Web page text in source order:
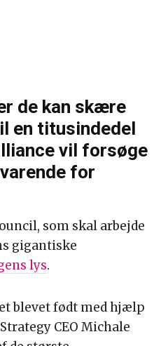
de kan skære
en titusindedel
vil forsøge
for
som skal arbejde
gigantiske
lys.
blevet født med hjælp
CEO Michale